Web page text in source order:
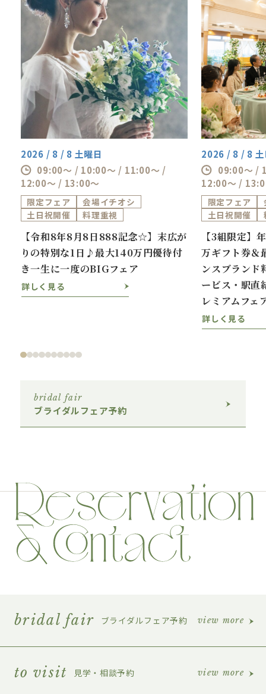
2026 / 8 / 8 土曜日
09:00～ / 10:00～ / 11:00～ /
12:00～ / 13:00～
限定フェア
会場イチオシ
土日祝開催
料理重視
【令和8年8月8日888記念☆】末広が
りの特別な1日♪最大140万円優待付
き一生に一度のBIGフェア
詳しく見る
2026 / 8 / 8
09:00～ /
12:00～ /
限定フェア
土日祝開催
【3組限定】
万ギフト券＆
ンスブランド
ービス・駅
レミアムフェ
詳しく見る
bridal fair
ブライダルフェア予約
bridal fair ブライダルフェア予約 view more
to visit 見学・相談予約 view more